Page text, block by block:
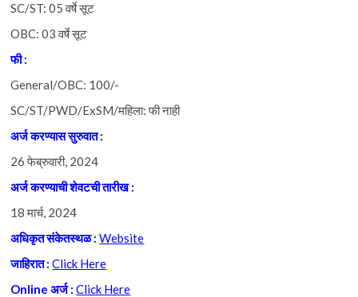
SC/ST: 05 वर्षे सूट
OBC: 03 वर्षे सूट
फी :
General/OBC: 100/-
SC/ST/PWD/ExSM/महिला: फी नाही
अर्ज करण्यास सुरुवात :
26 फेब्रुवारी, 2024
अर्ज करण्याची शेवटची तारीख :
18 मार्च, 2024
अधिकृत संकेतस्थळ :Website
जाहिरात :Click Here
Online अर्ज :Click Here